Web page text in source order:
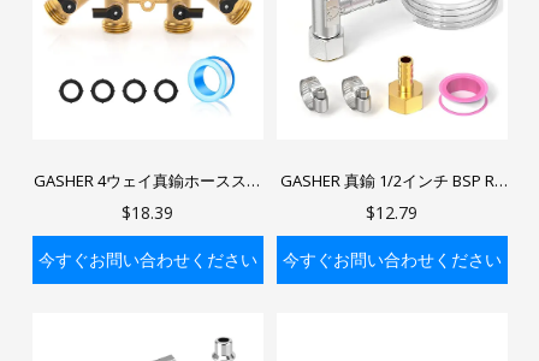
GASHER 4ウェイ真鍮ホーススプ
リッター 3/4インチGHT真鍮ホー
ンドル付き
$18.39
今すぐお問い合わせください
GASHER 真鍮 1/2インチ BSP RV
3ウェイバイパス冬季化キット、
ーツ付きダブルシャットオフ設
$12.79
今すぐお問い合わせください